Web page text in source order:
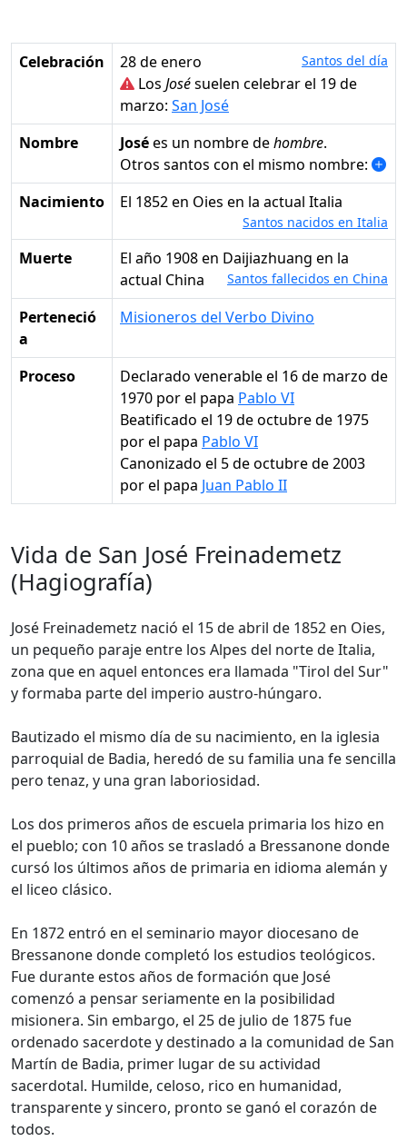
Celebración 28 de enero Santos del día
Los Josésuelen celebrar el 19 de
marzo: San José
Nombre
Josées un nombre dehombre.
Otros santos con el mismo nombre:
Nacimiento
el 1852 en Oies en la actual Italia
Santos nacidos en Italia
Muerte
el año 1908 en Daijiazhuang en la
actual China
Santos fallecidos en China
Perteneció
a
Misioneros del Verbo Divino
Proceso
Declarado venerable el 16 de marzo de
1970 por el papa Pablo VI
Beatificado el 19 de octubre de 1975
por el papa Pablo VI
Canonizado el 5 de octubre de 2003
por el papa Juan Pablo II
Vida de San José Freinademetz
(Hagiografía)
José Freinademetz nació el 15 de abril de 1852 en Oies,
un pequeño paraje entre los Alpes del norte de Italia,
zona que en aquel entonces era llamada "Tirol del Sur"
y formaba parte del imperio austro-húngaro.
Bautizado el mismo día de su nacimiento, en la iglesia
parroquial de Badia, heredó de su familia una fe sencilla
pero tenaz, y una gran laboriosidad.
Los dos primeros años de escuela primaria los hizo en
el pueblo; con 10 años se trasladó a Bressanone donde
cursó los últimos años de primaria en idioma alemán y
el liceo clásico.
En 1872 entró en el seminario mayor diocesano de
Bressanone donde completó los estudios teológicos.
Fue durante estos años de formación que José
comenzó a pensar seriamente en la posibilidad
misionera. Sin embargo, el 25 de julio de 1875 fue
ordenado sacerdote y destinado a la comunidad de San
Martín de Badia, primer lugar de su actividad
sacerdotal. Humilde, celoso, rico en humanidad,
transparente y sincero, pronto se ganó el corazón de
todos.